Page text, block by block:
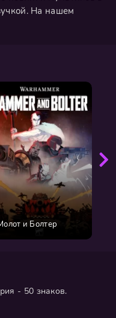
На нашем
и Болтер
- 50 знаков.